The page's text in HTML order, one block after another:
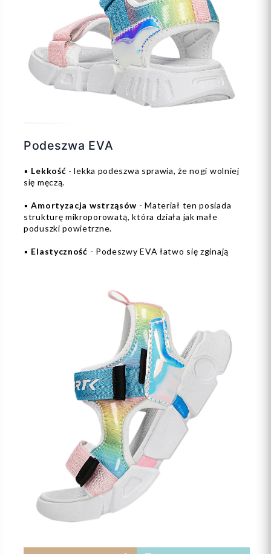
Podeszwa EVA
▪️ Lekkość - lekka podeszwa sprawia, że nogi wolniej
się męczą.
▪️ Amortyzacja wstrząsów - Materiał ten posiada
strukturę mikroporowatą, która działa jak małe
poduszki powietrzne.
▪️ Elastyczność - Podeszwy EVA łatwo się zginają